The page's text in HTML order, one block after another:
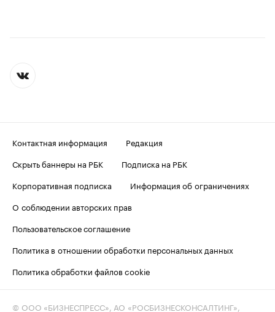
Контактная информация
Редакция
Скрыть баннеры на РБК
Подписка на РБК
Корпоративная подписка
Информация об ограничениях
О соблюдении авторских прав
Пользовательское соглашение
Политика в отношении обработки персональных данных
Политика обработки файлов cookie
© ООО «БИЗНЕСПРЕСС», АО «РОСБИЗНЕСКОНСАЛТИНГ»,